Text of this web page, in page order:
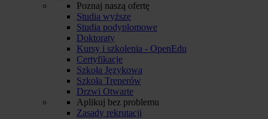
Poznaj naszą ofertę
Studia wyższe
Studia podyplomowe
Doktoraty
Kursy i szkolenia - OpenEdu
Certyfikacje
Szkoła Językowa
Szkoła Trenerów
Drzwi Otwarte
Aplikuj bez problemu
Zasady rekrutacji